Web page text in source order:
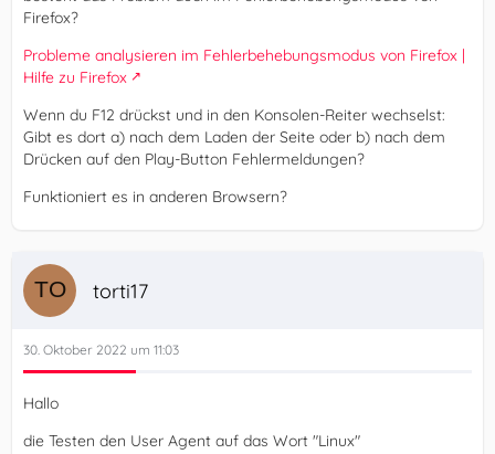
Firefox?
Probleme analysieren im Fehlerbehebungsmodus von Firefox |
Hilfe zu Firefox
Wenn du F12 drückst und in den Konsolen-Reiter wechselst:
Gibt es dort a) nach dem Laden der Seite oder b) nach dem
Drücken auf den Play-Button Fehlermeldungen?
Funktioniert es in anderen Browsern?
torti17
30. Oktober 2022 um 11:03
Hallo
die Testen den User Agent auf das Wort "Linux"